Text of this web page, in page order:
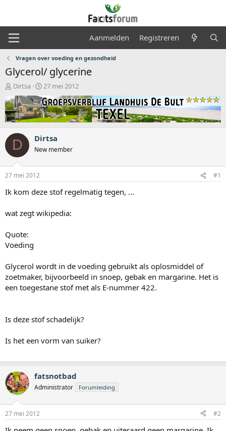
Aanmelden Registreren
Vragen over voeding en gezondheid
Glycerol/ glycerine
O
n
d
e
r
w
e
r
p
s
t
r
e
Dirtsa
S
a
r
t
a
t
m
27 mei 2012
D Dirtsa
New member
27 mei 2012 #1
Ik kom deze stof regelmatig tegen, ...
wat zegt wikipedia:
Quote:
Voeding
Glycerol wordt in de voeding gebruikt als oplosmiddel of
zoetmaker, bijvoorbeeld in snoep, gebak en margarine. Het is
een toegestane stof met als E-nummer 422.
Is deze stof schadelijk?
Is het een vorm van suiker?
fatsnotbad
Administrator Forumleiding
27 mei 2012 #2